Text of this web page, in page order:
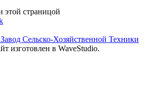
этой страницой
Поделиться
Facebook
изготовлен в WaveStudio.